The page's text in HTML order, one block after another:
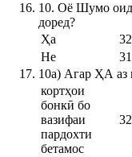
10. Оё Шумо оид
доред?
Ҳа
Не
10a) Агар ҲА аз
кортҳои
бонкӣ бо
вазифаи
пардохти
бетамос